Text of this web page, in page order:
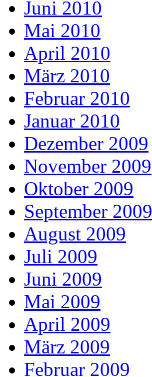
Juni 2010
Mai 2010
April 2010
März 2010
Februar 2010
Januar 2010
Dezember 2009
November 2009
Oktober 2009
September 2009
August 2009
Juli 2009
Juni 2009
Mai 2009
April 2009
März 2009
Februar 2009